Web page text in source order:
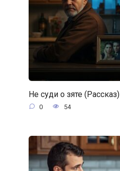
Не суди о зяте (Рассказ)
0 54